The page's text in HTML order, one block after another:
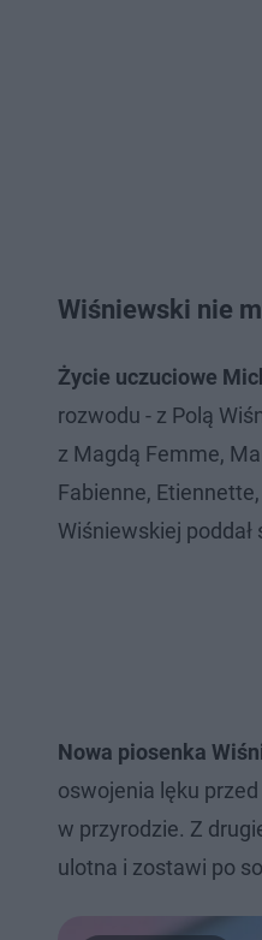
Wiśniewski nie
Życie uczuciowe
rozwodu - z Polą
z Magdą Femme,
Fabienne,
Wiśniewskiej
Nowa piosenka
oswojenia lęku
w przyrodzie. Z
ulotna i zostawi po